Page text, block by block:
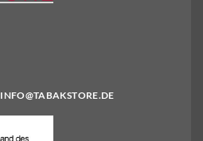
INFO@TABAKSTORE.DE